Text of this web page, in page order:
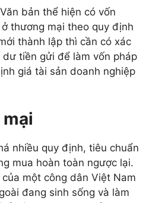
bản thể hiện có vốn
thương mại theo quy định
thành lập thì cần có xác
tiền gửi để làm vốn pháp
giá tài sản doanh nghiệp
nhiều quy định, tiêu chuẩn
mua hoàn toàn ngược lại.
một công dân Việt Nam
đang sinh sống và làm